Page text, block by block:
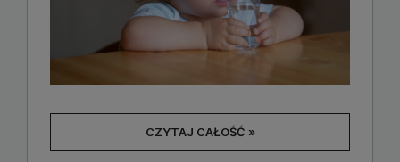
CZYTAJ CAŁOŚĆ »